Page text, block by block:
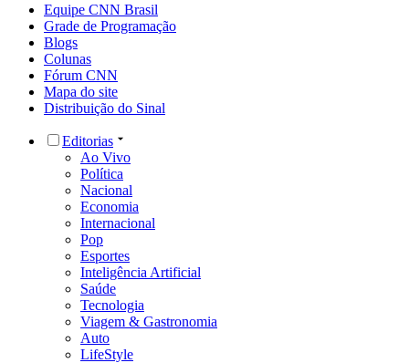
Equipe CNN Brasil
Grade de Programação
Blogs
Colunas
Fórum CNN
Mapa do site
Distribuição do Sinal
Editorias
Ao Vivo
Política
Nacional
Economia
Internacional
Pop
Esportes
Inteligência Artificial
Saúde
Tecnologia
Viagem & Gastronomia
Auto
LifeStyle